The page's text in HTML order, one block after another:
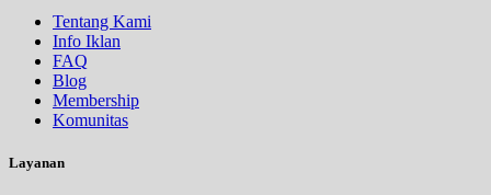
Tentang Kami
Info Iklan
FAQ
Blog
Membership
Komunitas
Layanan